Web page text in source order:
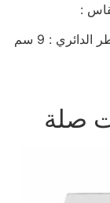
:
الدائري : 9 سم
صلة